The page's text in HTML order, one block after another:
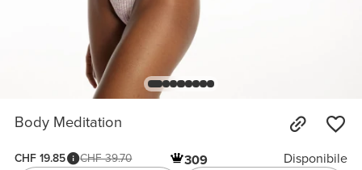
Body Meditation
CHF 19.85 CHF 39.70 309
Disponibile